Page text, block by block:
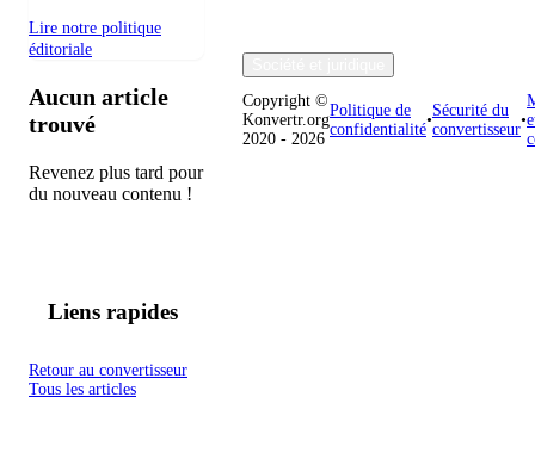
Lire notre politique
éditoriale
Aucun article
trouvé
Revenez plus tard pour
du nouveau contenu !
Liens rapides
Retour au convertisseur
Tous les articles
Copyright ©
Konvertr.org
2020 - 2026
Politique de
confidentialité
•
Sécurité du
convertisseur
•